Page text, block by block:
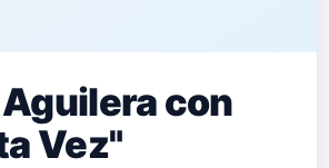
con
Vez"